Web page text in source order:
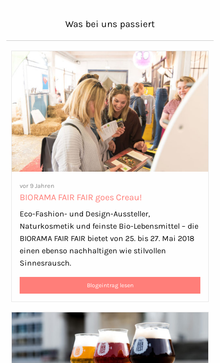
Was bei uns passiert
vor 9 Jahren
BIORAMA FAIR FAIR goes Creau!
Eco-Fashion- und Design-Aussteller,
Naturkosmetik und feinste Bio-Lebensmittel – die
BIORAMA FAIR FAIR bietet von 25. bis 27. Mai 2018
einen ebenso nachhaltigen wie stilvollen
Sinnesrausch.
Blogeintrag lesen